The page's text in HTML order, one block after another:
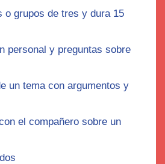
o grupos de tres y dura 15
personal y preguntas sobre
un tema con argumentos y
el compañero sobre un